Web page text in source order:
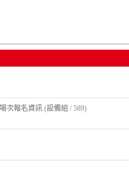
次報名資訊 (設備組 / 589)